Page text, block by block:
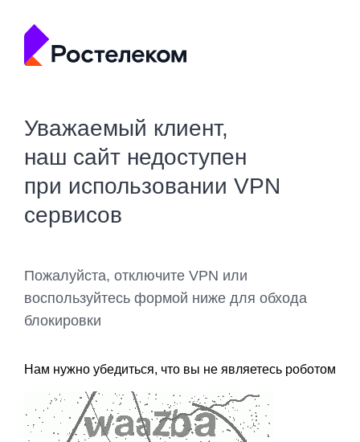
Уважаемый клиент,
наш сайт недоступен
при использовании VPN
сервисов
Пожалуйста, отключите VPN или
воспользуйтесь формой ниже для обхода
блокировки
Нам нужно убедиться, что вы не являетесь роботом